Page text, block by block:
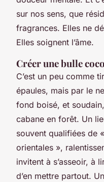
sur nos sens, que
fragrances. Elles ne
Elles soignent l’âme.
Créer une bulle
C’est un peu comme
épaules, mais par le
fond boisé, et
cabane en forêt. Un
souvent qualifiées de
orientales »,
invitent à s’asseoir, à
d’en mettre partout.